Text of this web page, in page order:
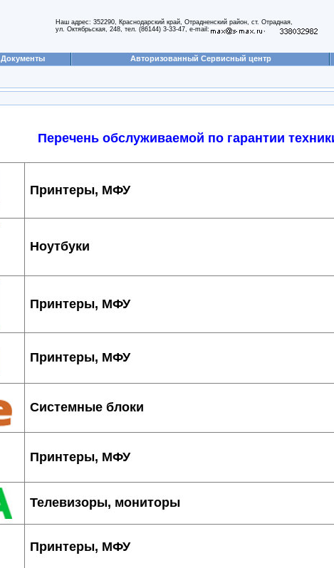
Наш адрес: 352290, Краснодарский край, Отрадненский район, ст. Отрадная,
ул. Октябрьская, 248, тел. (86144) 3-33-47, e-mail:
,
Документы Авторизованный Сервисный центр
Перечень обслуживаемой по гарантии
Принтеры, МФУ
Ноутбуки
Принтеры, МФУ
Принтеры, МФУ
Системные блоки
Принтеры, МФУ
Телевизоры, мониторы
Принтеры, МФУ